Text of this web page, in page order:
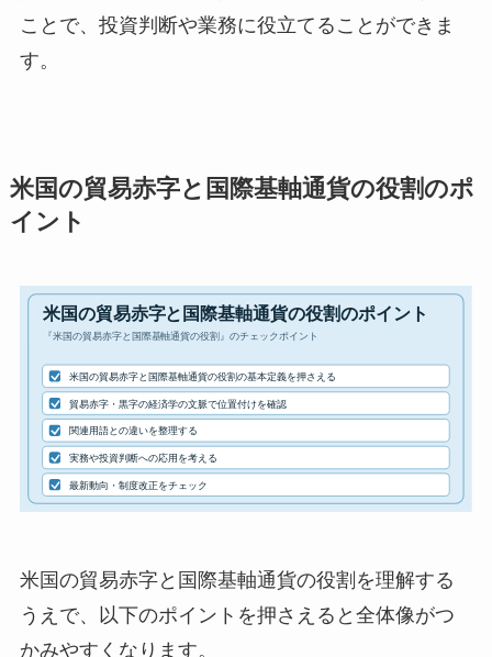
ことで、投資判断や業務に役立てることができま
す。
米国の貿易赤字と国際基軸通貨の役割のポ
イント
米国の貿易赤字と国際基軸通貨の役割を理解する
うえで、以下のポイントを押さえると全体像がつ
かみやすくなります。